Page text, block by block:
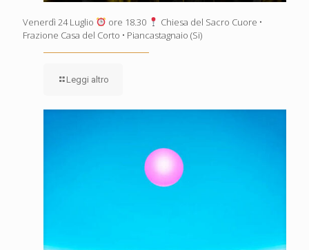
Venerdì 24 Luglio ore 18.30
Chiesa del Sacro Cuore •
Frazione Casa del Corto • Piancastagnaio (Si)
Leggi altro